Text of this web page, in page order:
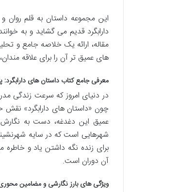
این مجموعه داستان به قلم روان
دارابگرد قدیم می گشاید و به
مقاله، ارائه یک خلاصه جامع و
های عمیق تر آن را برای علاقه
معرفی جامع کتاب داستان های دارابگرد:
در دنیای امروز که سرعت زندگی
چون «داستان های دارابگرد» نقش
عمیق این دغدغه، دست به
شهرهایی است که در سایه
برای زنده نگه داشتن یاد و خاطره
آن دوران است.
ویژگی های بارز نگارشی و مضامین